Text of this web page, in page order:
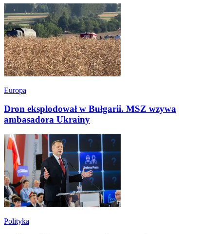
Europa
Dron eksplodował w Bułgarii. MSZ wzywa
ambasadora Ukrainy
Polityka